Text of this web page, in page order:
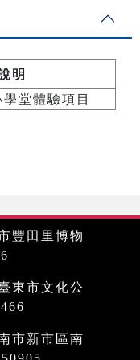
明
堂體驗項目
豐田里博物
東市文化公
市新市區南